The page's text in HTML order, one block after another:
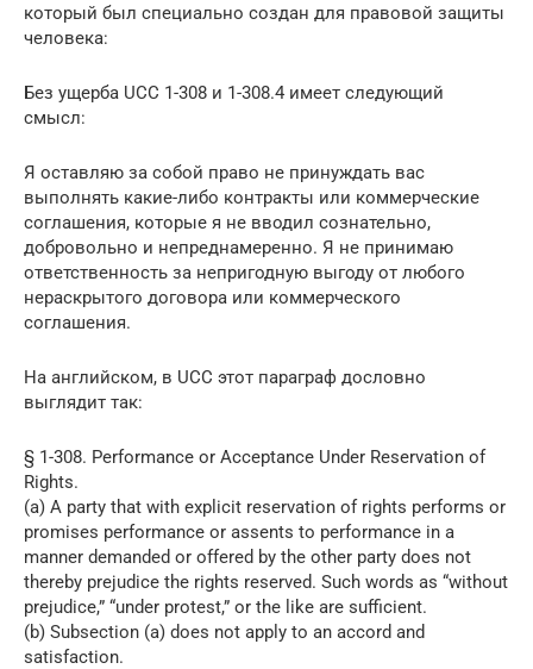
который был специально создан для правовой защиты
человека:
Без ущерба UCC 1-308 и 1-308.4 имеет следующий
смысл:
Я оставляю за собой право не принуждать вас
выполнять какие-либо контракты или коммерческие
соглашения, которые я не вводил сознательно,
добровольно и непреднамеренно. Я не принимаю
ответственность за непригодную выгоду от любого
нераскрытого договора или коммерческого
соглашения.
На английском, в UCC этот параграф дословно
выглядит так:
§ 1-308. Performance or Acceptance Under Reservation of
Rights.
(a) A party that with explicit reservation of rights performs or
promises performance or assents to performance in a
manner demanded or offered by the other party does not
thereby prejudice the rights reserved. Such words as “without
prejudice,” “under protest,” or the like are sufficient.
(b) Subsection (a) does not apply to an accord and
satisfaction.